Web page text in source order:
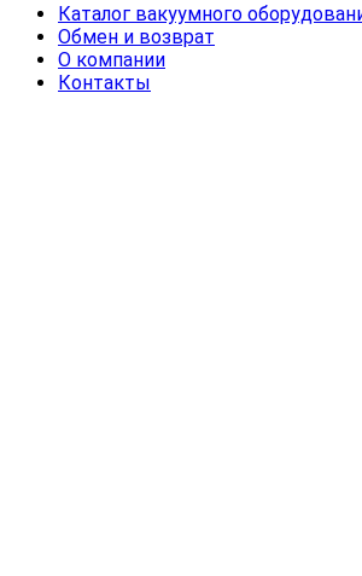
Каталог вакуумного
Обмен и возврат
О компании
Контакты